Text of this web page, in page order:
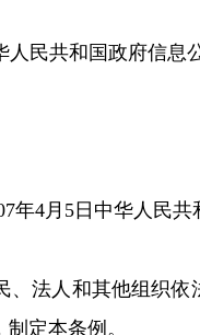
人民共和国政府信息
年4月5日中华人民
法人和其他组织依
定本条例。